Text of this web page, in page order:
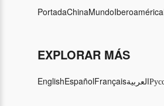
PortadaChinaMundoIberoamérica
EXPLORAR MÁS
EnglishEspañolFrançaisالعربية